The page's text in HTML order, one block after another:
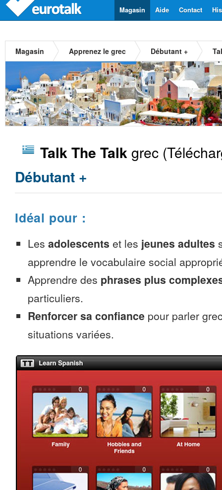
Contact
Aide
Magasin
Magasin Apprenez le grec Débutant +
Talk The Talkgrec
Débutant +
Idéal pour :
Les adolescents et les jeunes adultes
apprendre le vocabulaire social
Apprendre des phrases plus
particuliers.
Renforcer sa confiance pour parler
situations variées.